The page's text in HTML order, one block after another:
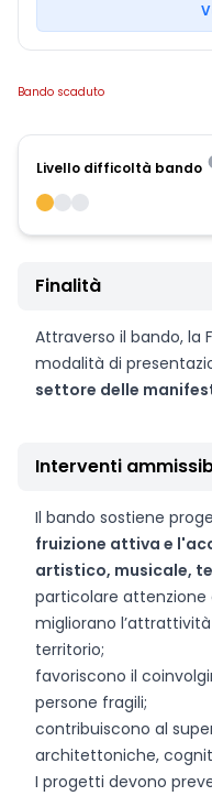
Bando scaduto
Livello difficoltà bando
Finalità
Attraverso il bando, la
modalità di
settore delle
Interventi
Il bando sostiene
fruizione attiva e
artistico, musicale,
particolare attenzione
migliorano
territorio;
favoriscono il
persone fragili;
contribuiscono al
architettoniche,
I progetti devono